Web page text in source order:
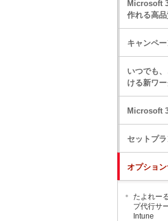
Microsoft
作れる高品
キャンペ
いつでも
ける新ワ
Microsoft
セットプ
オプショ
たよれー
プ代行サ
Intune